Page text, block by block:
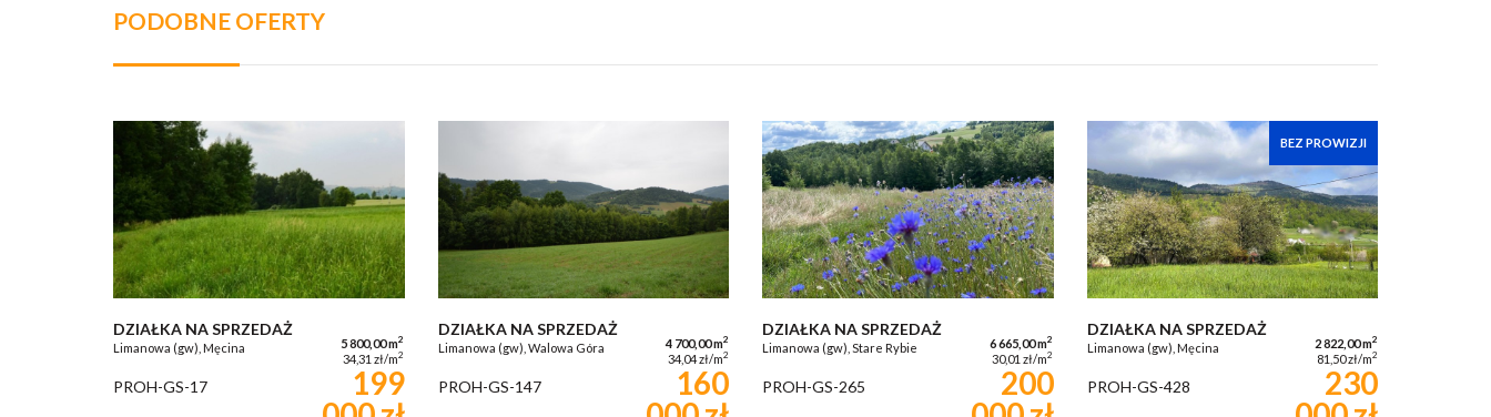
PODOBNE OFERTY
DZIAŁKA NA SPRZEDAŻ
Limanowa (gw), Męcina 5 800,00 m2
34,31 zł/m2
PROH-GS-17
199
DZIAŁKA NA SPRZEDAŻ
Limanowa (gw), Walowa Góra 4 700,00 m2
34,04 zł/m2
PROH-GS-147
160
DZIAŁKA NA SPRZEDAŻ
Limanowa (gw), Stare Rybie 6 665,00 m2
30,01 zł/m2
PROH-GS-265
200
BEZ PROWIZJI
DZIAŁKA NA SPRZEDAŻ
Limanowa (gw), Męcina 2 822,00 m2
81,50 zł/m2
PROH-GS-428
230